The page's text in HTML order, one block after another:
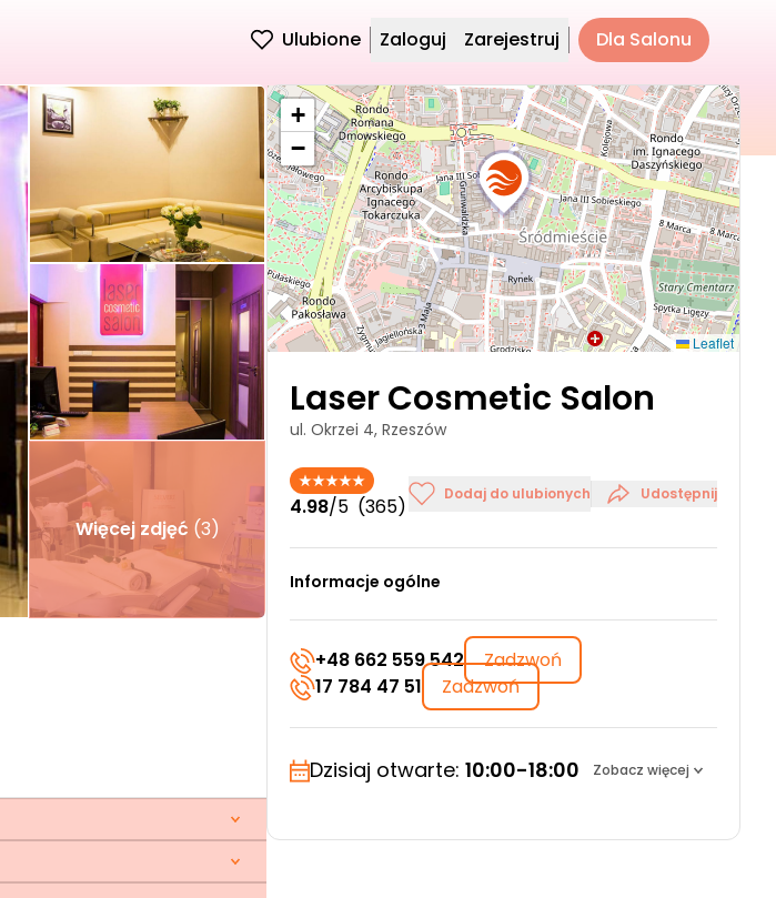
Ulubione Zaloguj Zarejestruj Dla Salonu
Więcej zdjęć (3)
+
−
Leaflet
Laser Cosmetic Salon
ul. Okrzei 4, Rzeszów
4.98/5 (365)
Dodaj do ulubionych Udostępnij
Informacje ogólne
+48 662 559 542
Zadzwoń
17 784 47 51
Zadzwoń
Dzisiaj otwarte:10:00-18:00 Zobacz więcej